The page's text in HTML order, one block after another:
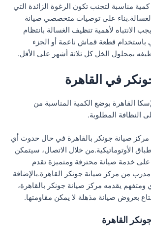
مناسبة لتجنب تكون الرغوة الزائدة التي
على توصيات متخصصي صيانة
الانتباه لأهمية تنظيف الغسالة بانتظام
باستخدام قطعة قماش ناعمة أو الجزء
بمحلول الخل كل ثلاثة أشهر على الأقل.
في القاهرة
القاهرة بوضع الكمية المناسبة من
النظافة المطلوبة.
مركز صيانة جونكر بالقاهرة في حال حدوث أي
الأوتوماتيكية.من خلال الاتصال، سيتمكن
خدمة صيانة محترفة ومتميزة تقدم
من مركز صيانة جونكر القاهرة.بالإضافة
يقدمه مركز صيانة جونكر بالقاهرة،
بعروض صيانة مذهلة لا يمكن مقاومتها.
القاهرة